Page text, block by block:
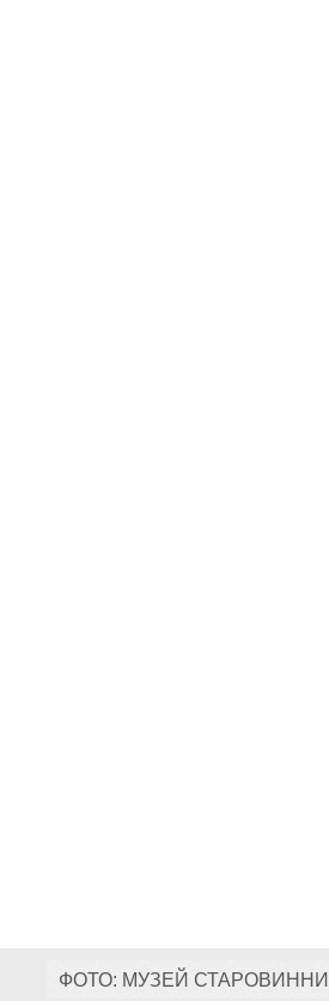
ФОТО: МУЗЕЙ